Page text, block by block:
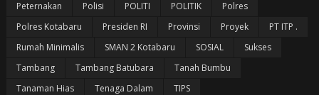
Peternakan
Polisi POLITI POLITIK
Polres
Polres Kotabaru
Presiden RI Provinsi Proyek
PT ITP .
Rumah Minimalis
SMAN 2 Kotabaru SOSIAL
Sukses
Tambang
Tambang Batubara
Tanah Bumbu
Tanaman Hias
Tenaga Dalam
TIPS